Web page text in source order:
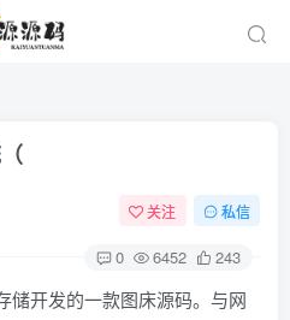
关注 私信
0 6452 243
储开发的一款图床源码。与网